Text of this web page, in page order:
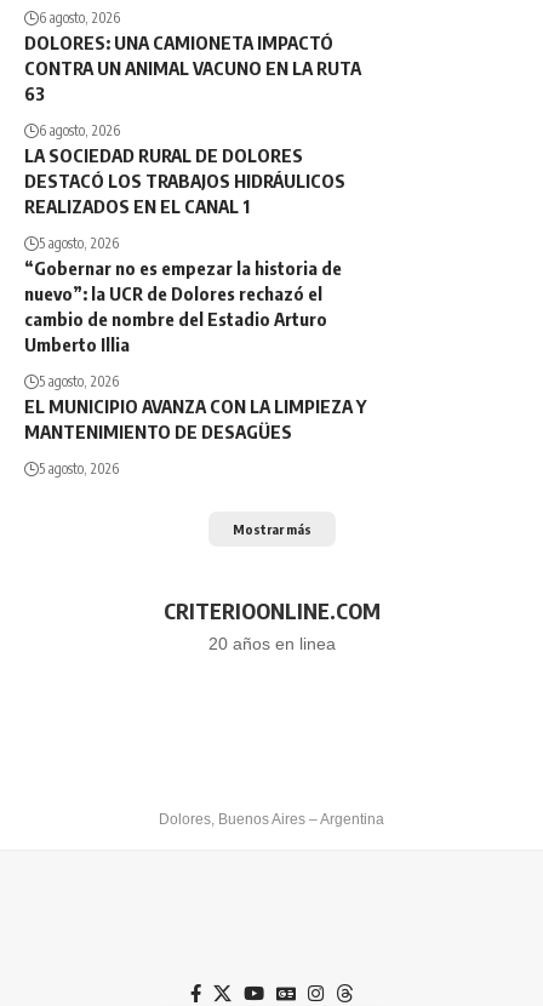
6 agosto, 2026
DOLORES: UNA CAMIONETA IMPACTÓ
CONTRA UN ANIMAL VACUNO EN LA RUTA
63
6 agosto, 2026
LA SOCIEDAD RURAL DE DOLORES
DESTACÓ LOS TRABAJOS HIDRÁULICOS
REALIZADOS EN EL CANAL 1
5 agosto, 2026
“Gobernar no es empezar la historia de
nuevo”: la UCR de Dolores rechazó el
cambio de nombre del Estadio Arturo
Umberto Illia
5 agosto, 2026
EL MUNICIPIO AVANZA CON LA LIMPIEZA Y
MANTENIMIENTO DE DESAGÜES
5 agosto, 2026
Mostrar más
CRITERIOONLINE.COM
20 años en linea
Dolores, Buenos Aires – Argentina